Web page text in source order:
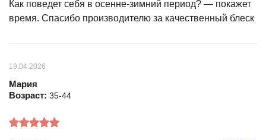
Как поведет себя в осенне-зимний период? — покажет
время. Спасибо производителю за качественный блеск
19.04.2026
Мария
Возраст: 35-44